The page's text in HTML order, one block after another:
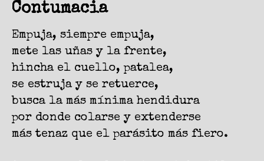
Contumacia
Empuja, siempre empuja,
mete las uñas y la frente,
hincha el cuello, patalea,
se estruja y se retuerce,
busca la más mínima hendidura
por donde colarse y extenderse
más tenaz que el parásito más fiero.